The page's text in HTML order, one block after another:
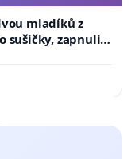
mladíků z
sušičky, zapnuli ji